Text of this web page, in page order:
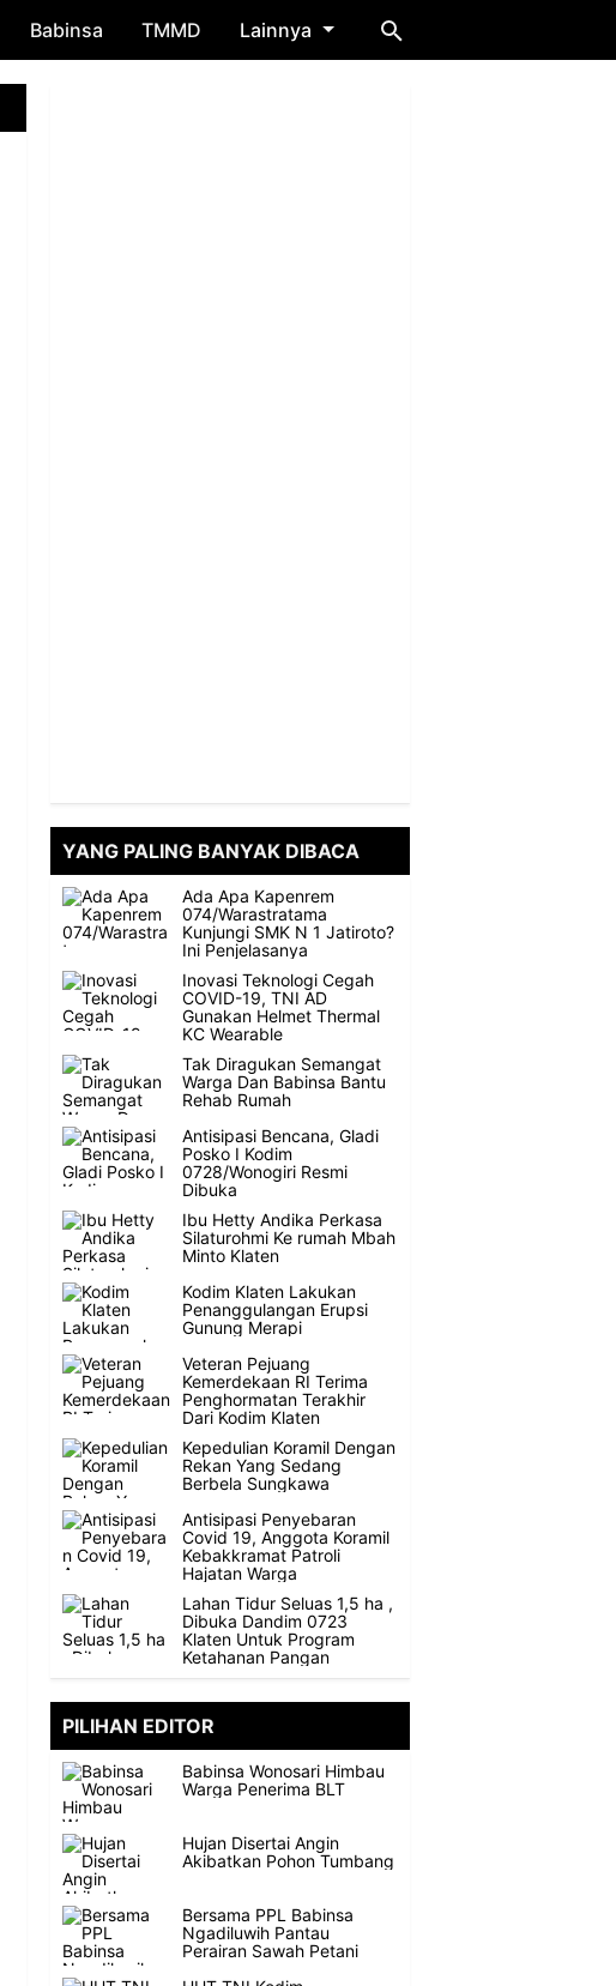
Babinsa TMMD Lainnya
YANG PALING BANYAK DIBACA
Ada Apa Kapenrem
074/Warastratama
Kunjungi SMK N 1 Jatiroto?
Ini Penjelasanya
Inovasi Teknologi Cegah
COVID-19, TNI AD
Gunakan Helmet Thermal
KC Wearable
Tak Diragukan Semangat
Warga Dan Babinsa Bantu
Rehab Rumah
Antisipasi Bencana, Gladi
Posko I Kodim
0728/Wonogiri Resmi
Dibuka
Ibu Hetty Andika Perkasa
Silaturohmi Ke rumah Mbah
Minto Klaten
Kodim Klaten Lakukan
Penanggulangan Erupsi
Gunung Merapi
Veteran Pejuang
Kemerdekaan RI Terima
Penghormatan Terakhir
Dari Kodim Klaten
Kepedulian Koramil Dengan
Rekan Yang Sedang
Berbela Sungkawa
Antisipasi Penyebaran
Covid 19, Anggota Koramil
Kebakkramat Patroli
Hajatan Warga
Lahan Tidur Seluas 1,5 ha ,
Dibuka Dandim 0723
Klaten Untuk Program
Ketahanan Pangan
PILIHAN EDITOR
Babinsa Wonosari Himbau
Warga Penerima BLT
Hujan Disertai Angin
Akibatkan Pohon Tumbang
Bersama PPL Babinsa
Ngadiluwih Pantau
Perairan Sawah Petani